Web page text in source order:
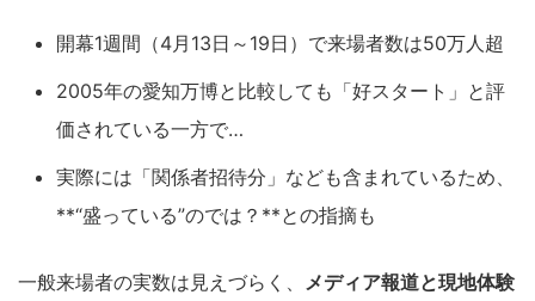
開幕1週間（4月13日～19日）で来場者数は50万人超
2005年の愛知万博と比較しても「好スタート」と評
価されている一方で…
実際には「関係者招待分」なども含まれているため、
**“盛っている”のでは？**との指摘も
一般来場者の実数は見えづらく、 メディア報道と現地体験